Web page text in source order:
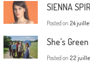
SIENNA
Posted on 24
She’s
Posted on 22